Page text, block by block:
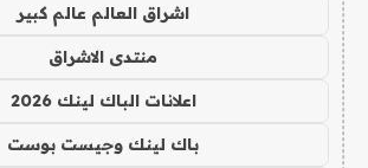
اشراق العالم عالم كبير
منتدى الاشراق
اعلانات الباك لينك 2026
باك لينك وجيست بوست